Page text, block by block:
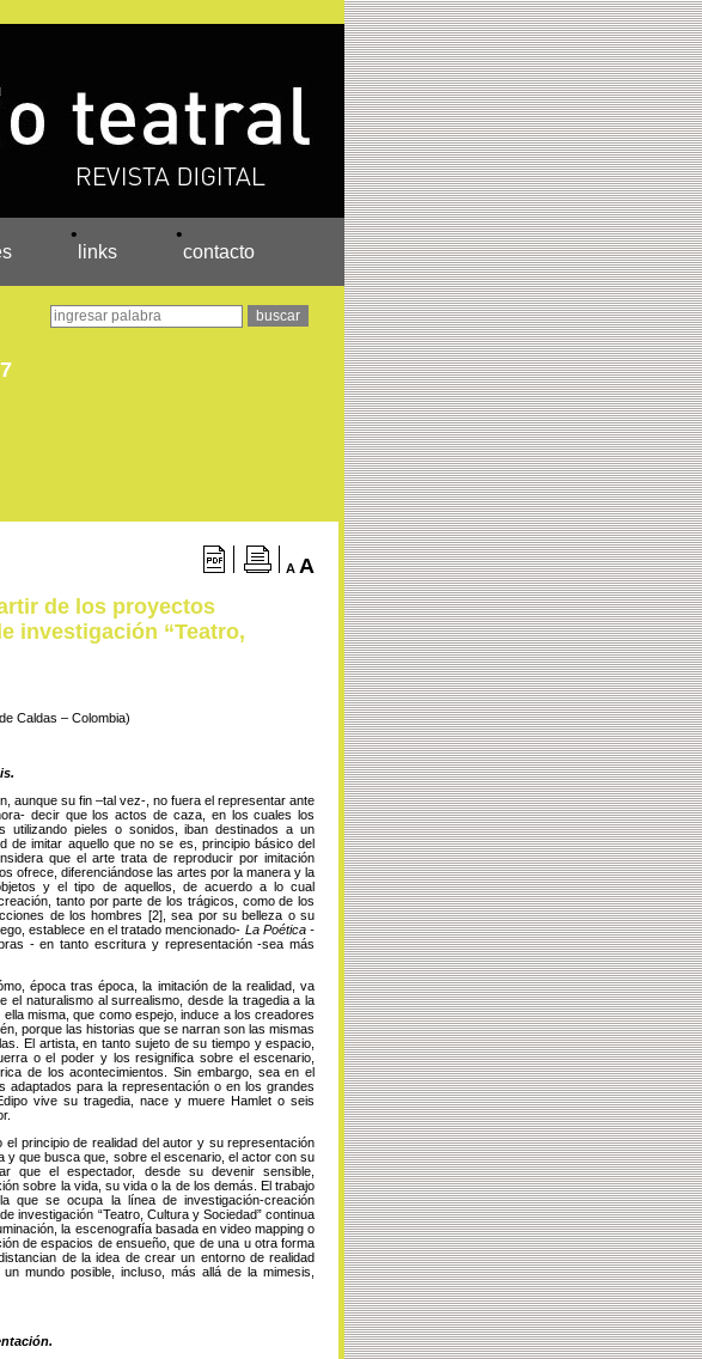
•
links
•
contacto
A A
de los proyectos
investigación “Teatro,
Caldas – Colombia)
aunque su fin –tal vez-, no fuera el representar ante
decir que los actos de caza, en los cuales los
utilizando pieles o sonidos, iban destinados a un
de imitar aquello que no se es, principio básico del
que el arte trata de reproducir por imitación
ofrece, diferenciándose las artes por la manera y la
y el tipo de aquellos, de acuerdo a lo cual
tanto por parte de los trágicos, como de los
de los hombres [2], sea por su belleza o su
establece en el tratado mencionado- La Poética -
- en tanto escritura y representación -sea más
época tras época, la imitación de la realidad, va
el naturalismo al surrealismo, desde la tragedia a la
misma, que como espejo, induce a los creadores
porque las historias que se narran son las mismas
El artista, en tanto sujeto de su tiempo y espacio,
o el poder y los resignifica sobre el escenario,
de los acontecimientos. Sin embargo, sea en el
adaptados para la representación o en los grandes
vive su tragedia, nace y muere Hamlet o seis
el principio de realidad del autor y su representación
y que busca que, sobre el escenario, el actor con su
que el espectador, desde su devenir sensible,
sobre la vida, su vida o la de los demás. El trabajo
que se ocupa la línea de investigación-creación
investigación “Teatro, Cultura y Sociedad” continua
la escenografía basada en video mapping o
de espacios de ensueño, que de una u otra forma
de la idea de crear un entorno de realidad
mundo posible, incluso, más allá de la mimesis,